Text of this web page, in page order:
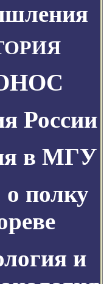
России
в МГУ
полку
и